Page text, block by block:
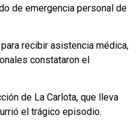
de emergencia personal de
recibir asistencia médica,
constataron el
de La Carlota, que lleva
el trágico episodio.